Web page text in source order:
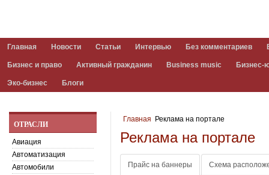
Главная Новости Статьи Интервью Без комментариев
Бизнес и право Активный гражданин Business music Бизнес-
Эко-бизнес Блоги
Главная Реклама на портале
Реклама на портале
Прайс на баннеры Схема
ОТРАСЛИ
Авиация
Автоматизация
Автомобили